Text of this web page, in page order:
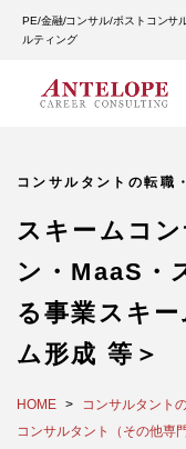
PE/金融/コンサル/ポストコンサ
ルティング
コンサルタントの転職
スキームコ
ン・MaaS・
る事業スキ
ム形成 等＞
HOME
コンサルタント
コンサルタント（その他専門